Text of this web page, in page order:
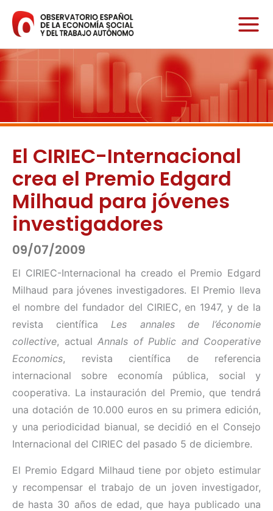
contenido
El CIRIEC-Internacional
crea el Premio Edgard
Milhaud para jóvenes
investigadores
09/07/2009
El CIRIEC-Internacional ha creado el Premio Edgard
Milhaud para jóvenes investigadores. El Premio lleva
el nombre del fundador del CIRIEC, en 1947, y de la
revista científicaLes annales de l’économie
collective, actual Annals of Public and Cooperative
Economics, revista científica de referencia
internacional sobre economía pública, social y
cooperativa. La instauración del Premio, que tendrá
una dotación de 10.000 euros en su primera edición,
y una periodicidad bianual, se decidió en el Consejo
Internacional del CIRIEC del pasado 5 de diciembre.
El Premio Edgard Milhaud tiene por objeto estimular
y recompensar el trabajo de un joven investigador,
de hasta 30 años de edad, que haya publicado una